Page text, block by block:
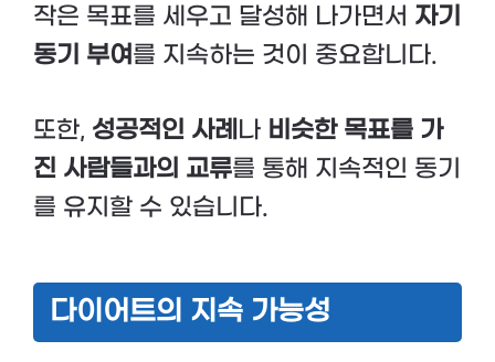
작은 목표를 세우고 달성해 나가면서 자기
동기 부여를 지속하는 것이 중요합니다.
또한, 성공적인 사례 나 비슷한 목표를 가
진 사람들과의 교류를 통해 지속적인 동기
를 유지할 수 있습니다.
다이어트의 지속 가능성